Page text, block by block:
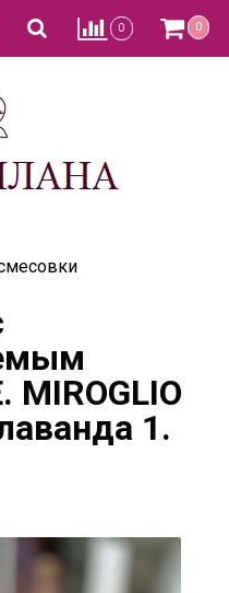
0 0
MIROGLIO
1.